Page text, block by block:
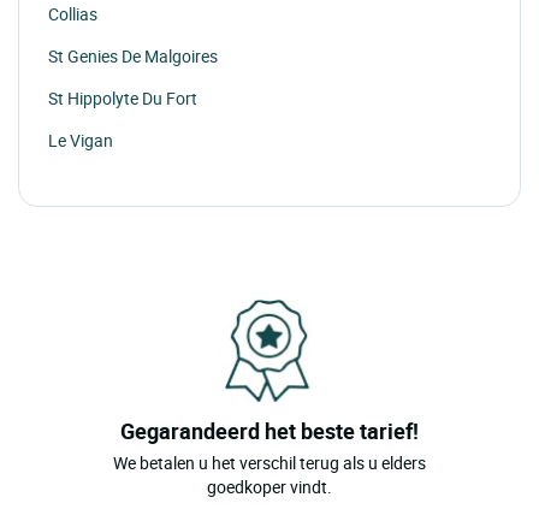
Collias
St Genies De Malgoires
St Hippolyte Du Fort
Le Vigan
Gegarandeerd het beste tarief!
We betalen u het verschil terug als u elders
goedkoper vindt.